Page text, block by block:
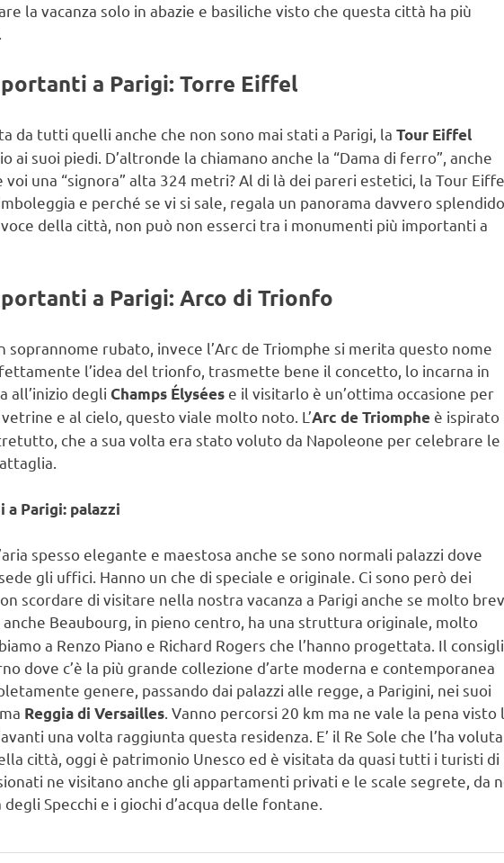
la vacanza solo in abazie e basiliche visto che questa città ha più
a Parigi: Torre Eiffel
da tutti quelli anche che non sono mai stati a Parigi, la Tour Eiffel
ai suoi piedi. D’altronde la chiamano anche la “Dama di ferro”, anche
una “signora” alta 324 metri? Al di là dei pareri estetici, la Tour
e perché se vi si sale, regala un panorama davvero
della città, non può non esserci tra i monumenti più importanti a
a Parigi: Arco di Trionfo
soprannome rubato, invece l’Arc de Triomphe si merita questo nome
l’idea del trionfo, trasmette bene il concetto, lo incarna in
all’inizio degli Champs Élysées e il visitarlo è un’ottima occasione per
e al cielo, questo viale molto noto. L’Arc de Triomphe è ispirato
che a sua volta era stato voluto da Napoleone per celebrare le
Parigi: palazzi
spesso elegante e maestosa anche se sono normali palazzi dove
gli uffici. Hanno un che di speciale e originale. Ci sono però dei
scordare di visitare nella nostra vacanza a Parigi anche se molto
Beaubourg, in pieno centro, ha una struttura originale, molto
a Renzo Piano e Richard Rogers che l’hanno progettata. Il
dove c’è la più grande collezione d’arte moderna e contemporanea
genere, passando dai palazzi alle regge, a Parigini, nei suoi
Reggia di Versailles. Vanno percorsi 20 km ma ne vale la pena visto
una volta raggiunta questa residenza. E’ il Re Sole che l’ha voluta
città, oggi è patrimonio Unesco ed è visitata da quasi tutti i turisti di
ne visitano anche gli appartamenti privati e le scale segrete, da
Specchi e i giochi d’acqua delle fontane.